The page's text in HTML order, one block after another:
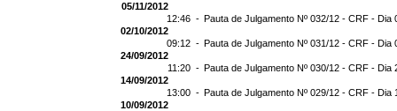
05/11/2012
12:46 - Pauta de Julgamento Nº 032/12 - CRF - Dia
02/10/2012
09:12 - Pauta de Julgamento Nº 031/12 - CRF - Dia
24/09/2012
11:20 - Pauta de Julgamento Nº 030/12 - CRF - Dia
14/09/2012
13:00 - Pauta de Julgamento Nº 029/12 - CRF - Dia
10/09/2012